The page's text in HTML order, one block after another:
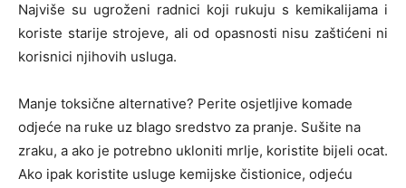
Najviše su ugroženi radnici koji rukuju s kemikalijama i
koriste starije strojeve, ali od opasnosti nisu zaštićeni ni
korisnici njihovih usluga.
Manje toksične alternative? Perite osjetljive komade
odjeće na ruke uz blago sredstvo za pranje. Sušite na
zraku, a ako je potrebno ukloniti mrlje, koristite bijeli ocat.
Ako ipak koristite usluge kemijske čistionice, odjeću